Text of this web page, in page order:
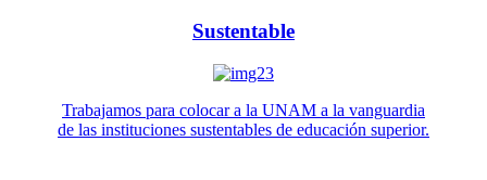
Sustentable
Trabajamos para colocar a la UNAM a la vanguardia
de las instituciones sustentables de educación superior.